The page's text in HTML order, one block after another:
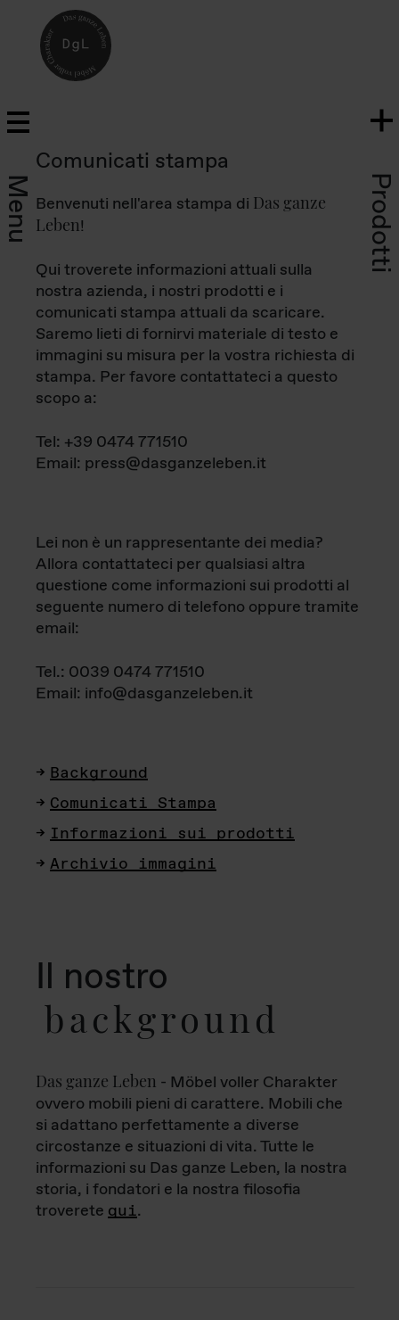
Menu Prodotti
Comunicati stampa
Benvenuti nell'area stampa di Das ganze
Leben!
Qui troverete informazioni attuali sulla
nostra azienda, i nostri prodotti e i
comunicati stampa attuali da scaricare.
Saremo lieti di fornirvi materiale di testo e
immagini su misura per la vostra richiesta di
stampa. Per favore contattateci a questo
scopo a:
Tel: +39 0474 771510
Email: press@dasganzeleben.it
Lei non è un rappresentante dei media?
Allora contattateci per qualsiasi altra
questione come informazioni sui prodotti al
seguente numero di telefono oppure tramite
email:
Tel.: 0039 0474 771510
Email: info@dasganzeleben.it
Background
Comunicati Stampa
Informazioni sui prodotti
Archivio immagini
Il nostro
background
Das ganze Leben - Möbel voller Charakter
ovvero mobili pieni di carattere. Mobili che
si adattano perfettamente a diverse
circostanze e situazioni di vita. Tutte le
informazioni su Das ganze Leben, la nostra
storia, i fondatori e la nostra filosofia
troverete qui.